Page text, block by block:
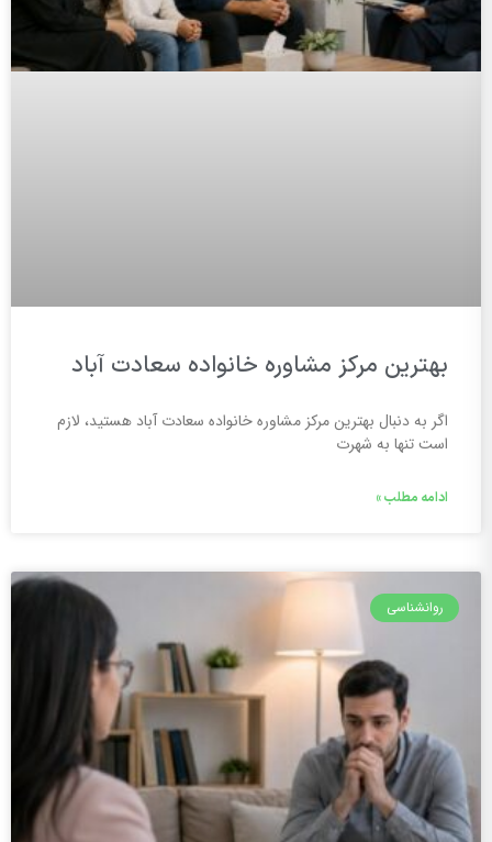
بهترین مرکز مشاوره خانواده سعادت آباد
اگر به دنبال بهترین مرکز مشاوره خانواده سعادت آباد هستید، لازم
است تنها به شهرت
ادامه مطلب »
روانشناسی